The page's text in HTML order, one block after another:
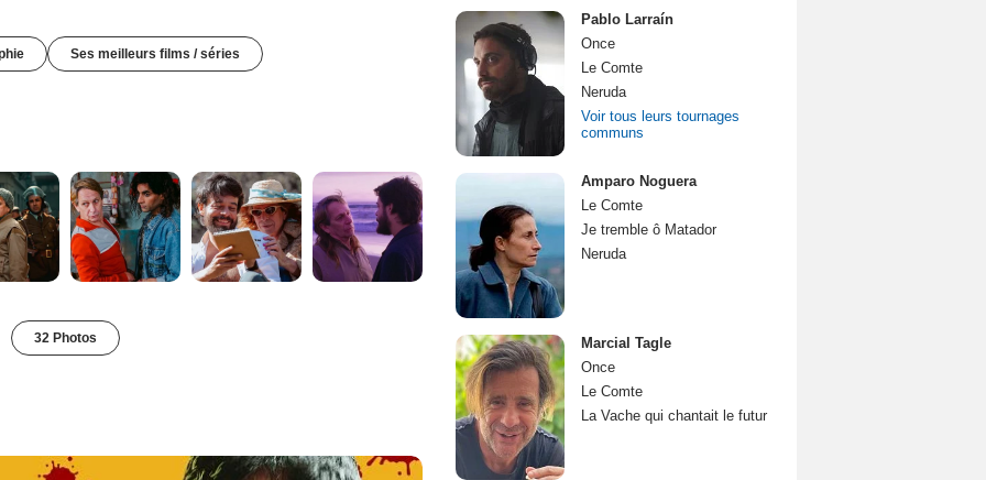
Ses meilleurs films / séries
32 Photos
Pablo Larraín
Once
Le Comte
Neruda
Voir tous leurs tournages
communs
Amparo Noguera
Le Comte
Je tremble ô Matador
Neruda
Marcial Tagle
Once
Le Comte
La Vache qui chantait le futur